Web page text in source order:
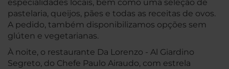
especialidades locais, bem como uma seleção de
pastelaria, queijos, pães e todas as receitas de ovos.
A pedido, também disponibilizamos opções sem
glúten e vegetarianas.
À noite, o restaurante Da Lorenzo - Al Giardino
Segreto, do Chefe Paulo Airaudo, com estrela